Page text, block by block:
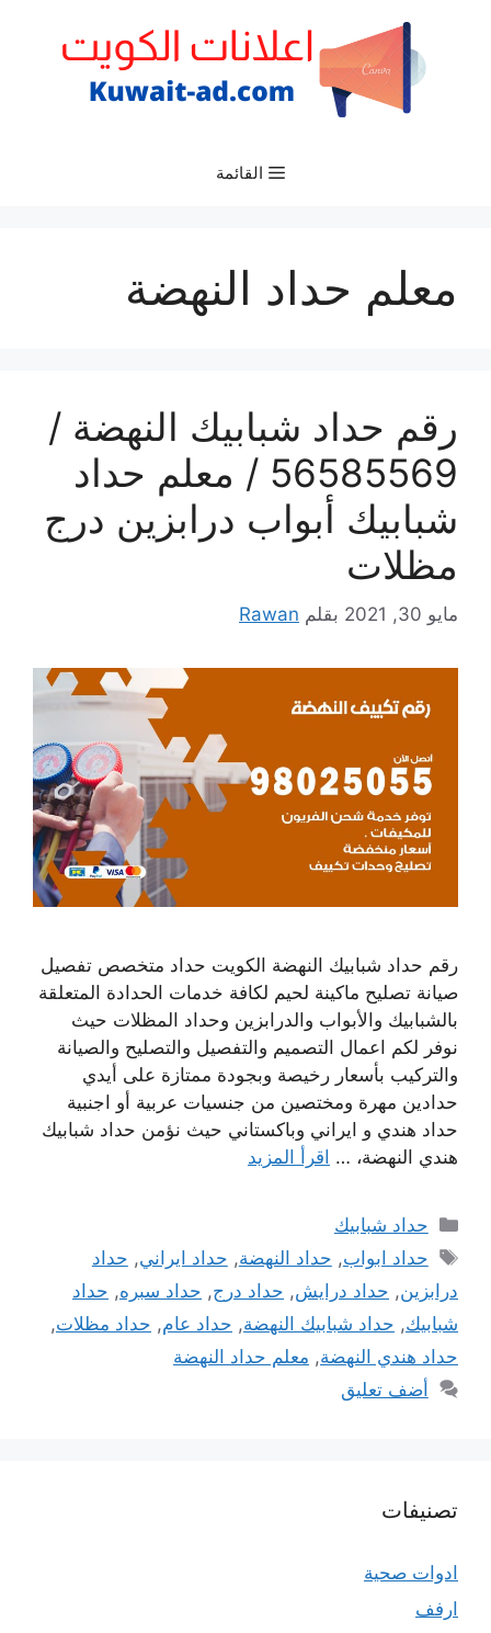
القائمة
معلم حداد النهضة
رقم حداد شبابيك النهضة /
56585569 / معلم حداد
شبابيك أبواب درابزين درج
مظلات
مايو 30, 2021 بقلم Rawan
رقم حداد شبابيك النهضة الكويت حداد متخصص تفصيل
صيانة تصليح ماكينة لحيم لكافة خدمات الحدادة المتعلقة
بالشبابيك والأبواب والدرابزين وحداد المظلات حيث
نوفر لكم اعمال التصميم والتفصيل والتصليح والصيانة
والتركيب بأسعار رخيصة وبجودة ممتازة على أيدي
حدادين مهرة ومختصين من جنسيات عربية أو اجنبية
حداد هندي و ايراني وباكستاني حيث نؤمن حداد شبابيك
هندي النهضة، … اقرأ المزيد
التصنيفات
حداد شبابيك
الوسوم
حداد ابواب, حداد النهضة, حداد ايراني, حداد
درابزين, حداد درايش, حداد درج, حداد سبره, حداد
شبابيك, حداد شبابيك النهضة, حداد عام, حداد مظلات,
حداد هندي النهضة, معلم حداد النهضة
أضف تعليق
تصنيفات
ادوات صحية
ارفف